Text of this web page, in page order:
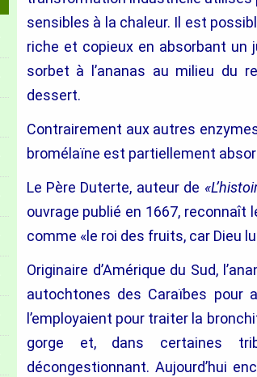
sensibles à la chaleur. Il est
riche et copieux en absorbant un
sorbet à l’ananas au milieu du
dessert.
Contrairement aux autres
bromélaïne est partiellement
Le Père Duterte, auteur de
ouvrage publié en 1667, reconnaît
comme «le roi des fruits, car Dieu
Originaire d’Amérique du Sud,
autochtones des Caraïbes pour
l’employaient pour traiter la
gorge et, dans certaines
décongestionnant. Aujourd’hui